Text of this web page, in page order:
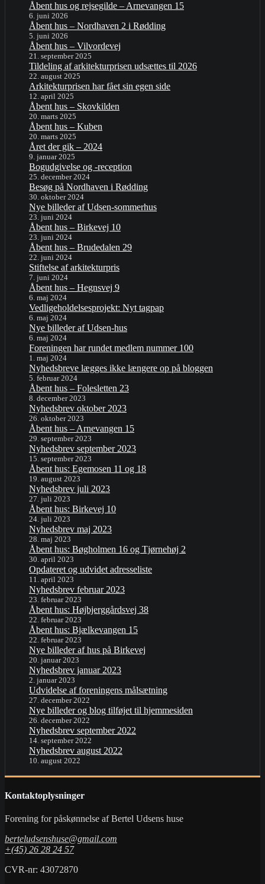
Åbent hus og rejsegilde – Arnevangen 15
6. juni 2026
Åbent hus – Nordhaven 2 i Rødding
5. juni 2026
Åbent hus – Vilvordevej
21. september 2025
Tildeling af arkitekturprisen udsættes til 2026
22. august 2025
Arkitekturprisen har fået sin egen side
12. april 2025
Åbent hus – Skovkilden
20. marts 2025
Åbent hus – Kuben
20. marts 2025
Året der gik – 2024
9. januar 2025
Bogudgivelse og -reception
25. december 2024
Besøg på Nordhaven i Rødding
30. oktober 2024
Nye billeder af Udsen-sommerhus
23. juni 2024
Åbent hus – Birkevej 10
23. juni 2024
Åbent hus – Brudedalen 29
22. juni 2024
Stiftelse af arkitekturpris
7. juni 2024
Åbent hus – Hegnsvej 9
6. maj 2024
Vedligeholdelsesprojekt: Nyt tagpap
6. maj 2024
Nye billeder af Udsen-hus
6. maj 2024
Foreningen har rundet medlem nummer 100
1. maj 2024
Nyhedsbreve lægges ikke længere op på bloggen
5. februar 2024
Åbent hus – Folesletten 23
8. december 2023
Nyhedsbrev oktober 2023
26. oktober 2023
Åbent hus – Arnevangen 15
29. september 2023
Nyhedsbrev september 2023
15. september 2023
Åbent hus: Egemosen 11 og 18
19. august 2023
Nyhedsbrev juli 2023
27. juli 2023
Åbent hus: Birkevej 10
24. juli 2023
Nyhedsbrev maj 2023
28. maj 2023
Åbent hus: Bøgholmen 16 og Tjørnehøj 2
30. april 2023
Opdateret og udvidet adresseliste
11. april 2023
Nyhedsbrev februar 2023
23. februar 2023
Åbent hus: Højbjerggårdsvej 38
22. februar 2023
Åbent hus: Bjælkevangen 15
22. februar 2023
Nye billeder af hus på Birkevej
20. januar 2023
Nyhedsbrev januar 2023
2. januar 2023
Udvidelse af foreningens målsætning
27. december 2022
Nye billeder og blog tilføjet til hjemmesiden
26. december 2022
Nyhedsbrev september 2022
14. september 2022
Nyhedsbrev august 2022
10. august 2022
Kontaktoplysninger
Forening for påskønnelse af Bertel Udsens huse
berteludsenshuse@gmail.com
+(45) 26 28 24 57
CVR-nr: 43072870